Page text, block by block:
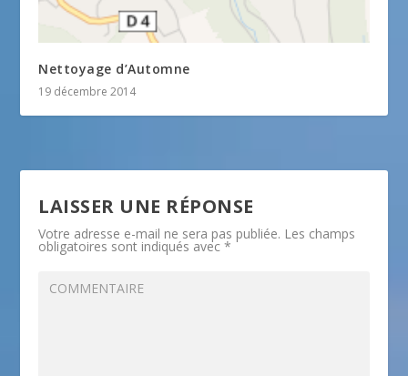
Nettoyage d’Automne
19 décembre 2014
LAISSER UNE RÉPONSE
Votre adresse e-mail ne sera pas publiée. Les champs
obligatoires sont indiqués avec*